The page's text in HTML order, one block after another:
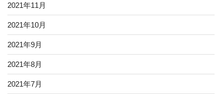
2021年11月
2021年10月
2021年9月
2021年8月
2021年7月